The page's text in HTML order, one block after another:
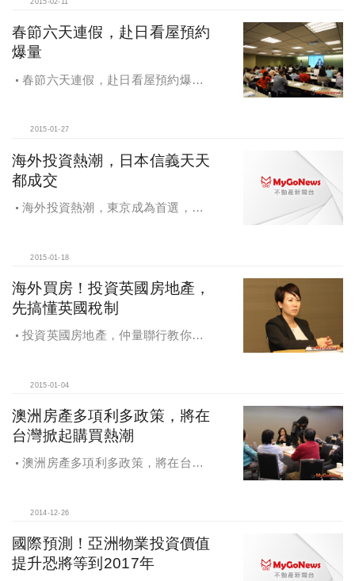
2015-02-11
春節六天連假，赴日看屋預約
爆量
春節六天連假，赴日看屋預約爆
2015-01-27
海外投資熱潮，日本信義天天
都成交
海外投資熱潮，東京成為首選，
2015-01-18
海外買房！投資英國房地產，
先搞懂英國稅制
投資英國房地產，仲量聯行教你看
2015-01-04
澳洲房產多項利多政策，將在
台灣掀起購買熱潮
澳洲房產多項利多政策，將在台灣
2014-12-26
國際預測！亞洲物業投資價值
提升恐將等到2017年